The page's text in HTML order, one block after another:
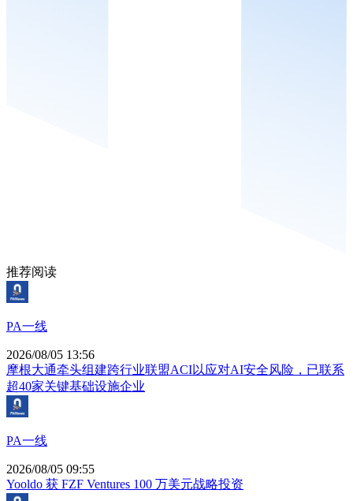
推荐阅读
PA一线
2026/08/05 13:56
摩根大通牵头组建跨行业联盟ACI以应对AI安全风险，已联系
超40家关键基础设施企业
PA一线
2026/08/05 09:55
Yooldo 获 FZF Ventures 100 万美元战略投资